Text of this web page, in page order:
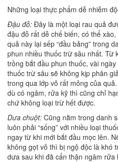
Những loại thực phẩm dễ nhiễm
Đậu đỗ: Đây là một loại rau quả
đậu đỗ rất dễ chế biến, có thể
quả này lại sếp “đầu bảng” trong
phun nhiều thuốc trừ sâu nhất. Từ
trồng bắt đầu phun thuốc, vài
thuốc trừ sâu sẽ không kịp phân
trong qua lớp vỏ rất mỏng của
dù có ngâm, rửa kỹ thì cũng chỉ
chứ không loại trừ hết được.
Dưa chuột: Cũng nằm trong danh
luôn phải “sống” với nhiều loại
ngay từ khi mới bắt đầu mọc lên.
không gọt vỏ thì bị ngộ độc là khó
dưa sau khi đã cẩn thận ngâm